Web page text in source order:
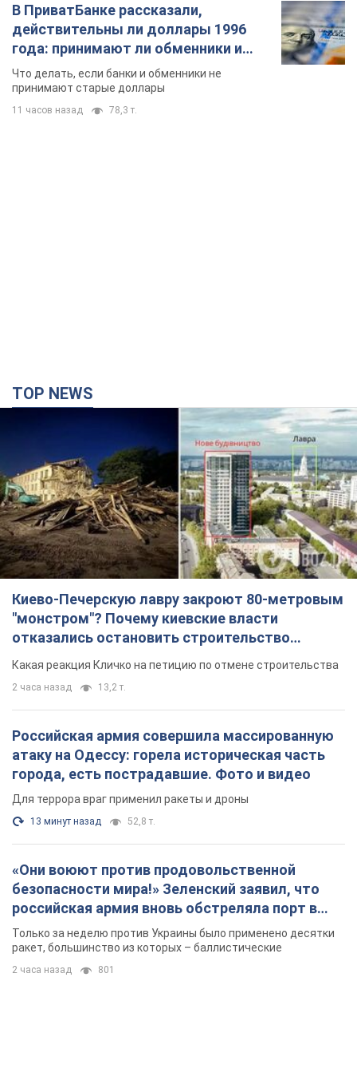
В ПриватБанке рассказали,
действительны ли доллары 1996
года: принимают ли обменники и
банки такие купюры
Что делать, если банки и обменники не
принимают старые доллары
11 часов назад 78,3 т.
TOP NEWS
Киево-Печерскую лавру закроют 80-метровым
"монстром"? Почему киевские власти
отказались остановить строительство
небоскреба "московского верующего"
Какая реакция Кличко на петицию по отмене строительства
2 часа назад 13,2 т.
Российская армия совершила массированную
атаку на Одессу: горела историческая часть
города, есть пострадавшие. Фото и видео
Для террора враг применил ракеты и дроны
13 минут назад 52,8 т.
«Они воюют против продовольственной
безопасности мира!» Зеленский заявил, что
российская армия вновь обстреляла порт в
Одессе
Только за неделю против Украины было применено десятки
ракет, большинство из которых – баллистические
2 часа назад 801